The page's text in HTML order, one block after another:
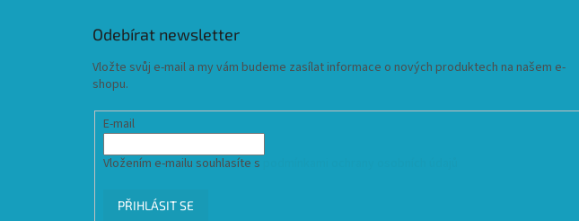
Odebírat newsletter
Vložte svůj e-mail a my vám budeme zasílat informace o nových produktech na našem e-
shopu.
E-mail
Vložením e-mailu souhlasíte s
PŘIHLÁSIT SE